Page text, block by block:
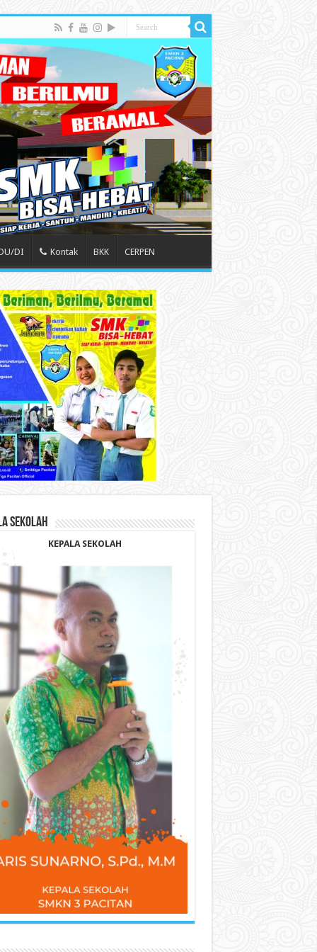
DI Kontak BKK CERPEN
SEKOLAH
KEPALA SEKOLAH